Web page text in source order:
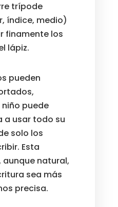
trípode
índice, medio)
finamente los
lápiz.
pueden
puede
a usar todo su
solo los
Esta
natural,
sea más
precisa.